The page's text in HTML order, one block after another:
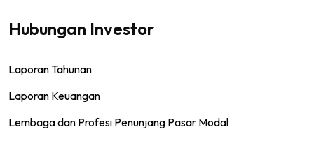
Hubungan Investor
Laporan Tahunan
Laporan Keuangan
Lembaga dan Profesi Penunjang Pasar Modal